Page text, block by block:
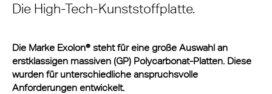
Die High-Tech-Kunststoffplatte.
Die Marke Exolon® steht für eine große Auswahl an
erstklassigen massiven (GP) Polycarbonat-Platten. Diese
wurden für unterschiedliche anspruchsvolle
Anforderungen entwickelt.